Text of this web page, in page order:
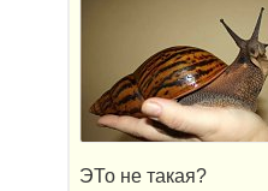
ЭТо не такая?